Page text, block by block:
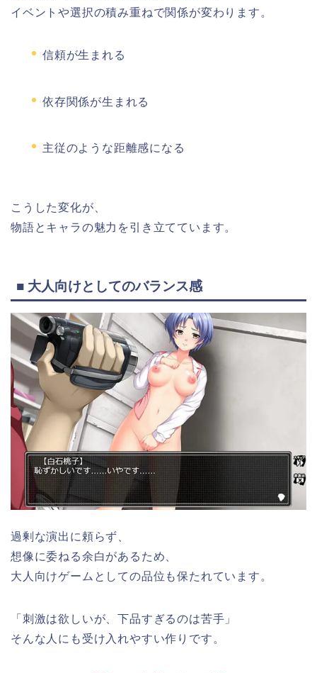
イベントや選択の積み重ねで関係が変わります。
信頼が生まれる
依存関係が生まれる
主従のような距離感になる
こうした変化が、
物語とキャラの魅力を引き立てています。
■ 大人向けとしてのバランス感
過剰な演出に頼らず、
想像に委ねる余白があるため、
大人向けゲームとしての品位も保たれています。
「刺激は欲しいが、下品すぎるのは苦手」
そんな人にも受け入れやすい作りです。